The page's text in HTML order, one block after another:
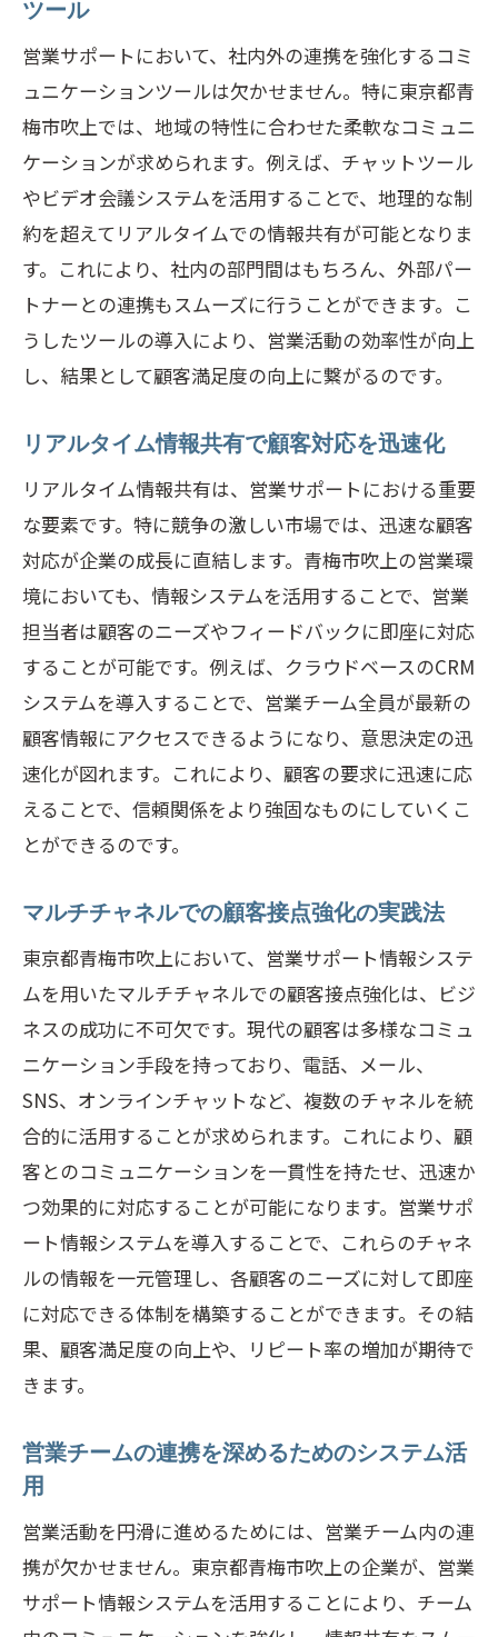
ツール
営業サポートにおいて、社内外の連携を強化するコミ
ュニケーションツールは欠かせません。特に東京都青
梅市吹上では、地域の特性に合わせた柔軟なコミュニ
ケーションが求められます。例えば、チャットツール
やビデオ会議システムを活用することで、地理的な制
約を超えてリアルタイムでの情報共有が可能となりま
す。これにより、社内の部門間はもちろん、外部パー
トナーとの連携もスムーズに行うことができます。こ
うしたツールの導入により、営業活動の効率性が向上
し、結果として顧客満足度の向上に繋がるのです。
リアルタイム情報共有で顧客対応を迅速化
リアルタイム情報共有は、営業サポートにおける重要
な要素です。特に競争の激しい市場では、迅速な顧客
対応が企業の成長に直結します。青梅市吹上の営業環
境においても、情報システムを活用することで、営業
担当者は顧客のニーズやフィードバックに即座に対応
することが可能です。例えば、クラウドベースのCRM
システムを導入することで、営業チーム全員が最新の
顧客情報にアクセスできるようになり、意思決定の迅
速化が図れます。これにより、顧客の要求に迅速に応
えることで、信頼関係をより強固なものにしていくこ
とができるのです。
マルチチャネルでの顧客接点強化の実践法
東京都青梅市吹上において、営業サポート情報システ
ムを用いたマルチチャネルでの顧客接点強化は、ビジ
ネスの成功に不可欠です。現代の顧客は多様なコミュ
ニケーション手段を持っており、電話、メール、
SNS、オンラインチャットなど、複数のチャネルを統
合的に活用することが求められます。これにより、顧
客とのコミュニケーションを一貫性を持たせ、迅速か
つ効果的に対応することが可能になります。営業サポ
ート情報システムを導入することで、これらのチャネ
ルの情報を一元管理し、各顧客のニーズに対して即座
に対応できる体制を構築することができます。その結
果、顧客満足度の向上や、リピート率の増加が期待で
きます。
営業チームの連携を深めるためのシステム活
用
営業活動を円滑に進めるためには、営業チーム内の連
携が欠かせません。東京都青梅市吹上の企業が、営業
サポート情報システムを活用することにより、チーム